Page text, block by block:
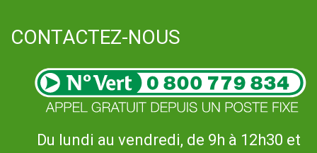
CONTACTEZ-NOUS
Du lundi au vendredi, de 9h à 12h30 et